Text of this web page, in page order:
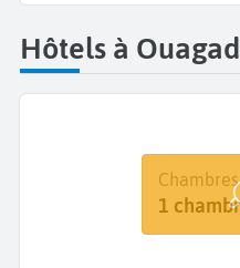
Hôtels à
Dates
Dates
1